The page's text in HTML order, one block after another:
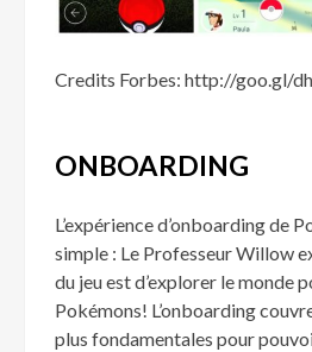
Credits Forbes: http://goo.gl/
ONBOARDING
L’expérience d’onboarding de
simple : Le Professeur Willow
du jeu est d’explorer le monde
Pokémons! L’onboarding
plus fondamentales pour